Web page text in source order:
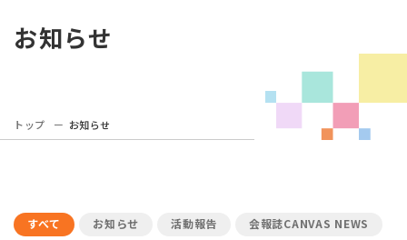
お知らせ
トップ お知らせ
すべて お知らせ 活動報告 会報誌CANVAS NEWS